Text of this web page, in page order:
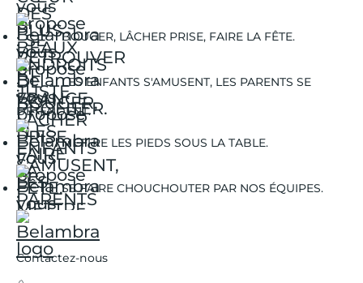
BOUGER, LÂCHER PRISE, FAIRE LA FÊTE.
LES ENFANTS S'AMUSENT, LES PARENTS SE
DÉTENDENT.
METTRE LES PIEDS SOUS LA TABLE.
SE FAIRE CHOUCHOUTER PAR NOS ÉQUIPES.
Contactez-nous